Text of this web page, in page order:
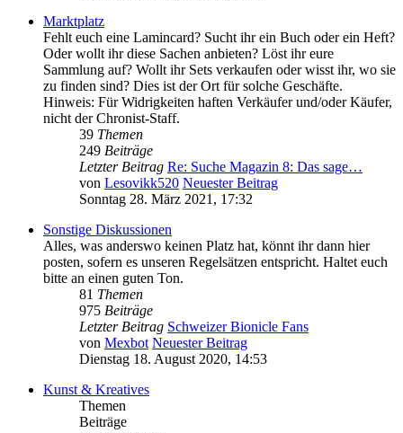
Marktplatz
Fehlt euch eine Lamincard? Sucht ihr ein Buch oder ein Heft?
Oder wollt ihr diese Sachen anbieten? Löst ihr eure
Sammlung auf? Wollt ihr Sets verkaufen oder wisst ihr, wo sie
zu finden sind? Dies ist der Ort für solche Geschäfte.
Hinweis: Für Widrigkeiten haften Verkäufer und/oder Käufer,
nicht der Chronist-Staff.
39 Themen
249 Beiträge
Letzter Beitrag Re: Suche Magazin 8: Das sage…
von Lesovikk520 Neuester Beitrag
Sonntag 28. März 2021, 17:32
Sonstige Diskussionen
Alles, was anderswo keinen Platz hat, könnt ihr dann hier
posten, sofern es unseren Regelsätzen entspricht. Haltet euch
bitte an einen guten Ton.
81 Themen
975 Beiträge
Letzter Beitrag Schweizer Bionicle Fans
von Mexbot Neuester Beitrag
Dienstag 18. August 2020, 14:53
Kunst & Kreatives
Themen
Beiträge